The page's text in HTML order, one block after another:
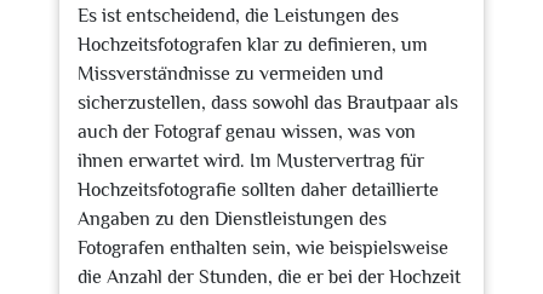
Es ist entscheidend, die Leistungen des
Hochzeitsfotografen klar zu definieren, um
Missverständnisse zu vermeiden und
sicherzustellen, dass sowohl das Brautpaar als
auch der Fotograf genau wissen, was von
ihnen erwartet wird. Im Mustervertrag für
Hochzeitsfotografie sollten daher detaillierte
Angaben zu den Dienstleistungen des
Fotografen enthalten sein, wie beispielsweise
die Anzahl der Stunden, die er bei der Hochzeit